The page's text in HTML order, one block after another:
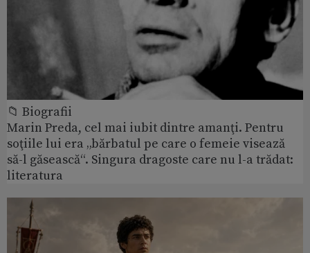
📁 Biografii
Marin Preda, cel mai iubit dintre amanţi. Pentru
soţiile lui era „bărbatul pe care o femeie visează
să-l găsească“. Singura dragoste care nu l-a trădat:
literatura